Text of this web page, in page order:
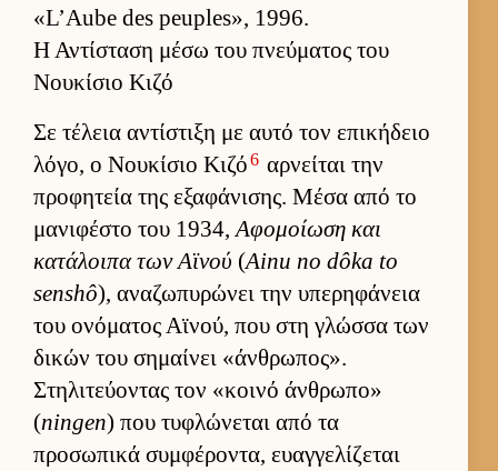
«L’Aube des peuples», 1996.
Η Αντίσταση μέσω του πνεύματος του
Νουκίσιο Κιζό
Σε τέλεια αντίστιξη με αυτό τον επικήδειο
λόγο, ο Νου­κίσιο Κιζό6 αρ­νεί­ται την
προφητεία της εξαφάνισης. Μέσα από το
μανιφέστο του 1934,Αφομοί­ωση και
κατάλοιπα των Αϊνού (Ainu no dôka to
senshô), αναζωπυρώνει την υπερηφάνεια
του ονόματος Αϊνού, που στη γλώσσα των
δικών του σημαί­νει «άν­θρωπος».
Στηλιτεύ­οντας τον «κοινό άν­θρωπο»
(ningen) που τυφλώνεται από τα
προσωπικά συμ­φέροντα, ευαγ­γελίζεται